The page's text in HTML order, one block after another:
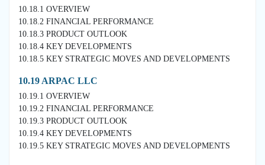
10.18.1 OVERVIEW
10.18.2 FINANCIAL PERFORMANCE
10.18.3 PRODUCT OUTLOOK
10.18.4 KEY DEVELOPMENTS
10.18.5 KEY STRATEGIC MOVES AND DEVELOPMENTS
10.19 ARPAC LLC
10.19.1 OVERVIEW
10.19.2 FINANCIAL PERFORMANCE
10.19.3 PRODUCT OUTLOOK
10.19.4 KEY DEVELOPMENTS
10.19.5 KEY STRATEGIC MOVES AND DEVELOPMENTS